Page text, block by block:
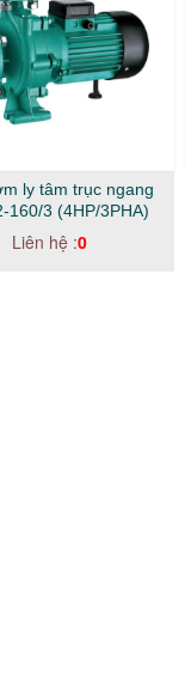
ly tâm trục ngang
160/3 (4HP/3PHA)
Liên hệ :0